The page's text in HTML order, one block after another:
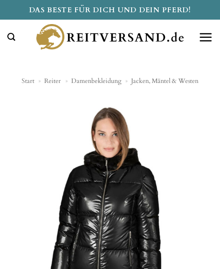
Inhalt
springen
DAS BESTE FÜR DICH UND DEIN PFERD!
Start » Reiter » Damenbekleidung » Jacken, Mäntel & Westen